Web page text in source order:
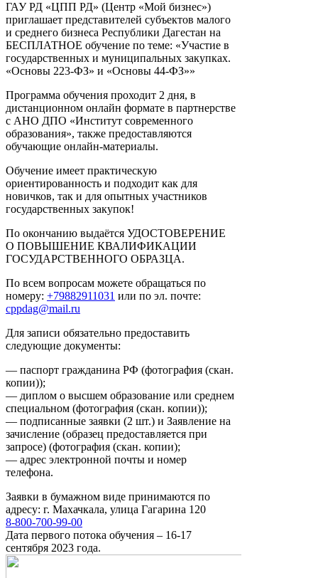
ГАУ РД «ЦПП РД» (Центр «Мой бизнес»)
приглашает представителей субъектов малого
и среднего бизнеса Республики Дагестан на
БЕСПЛАТНОЕ обучение по теме: «Участие в
государственных и муниципальных закупках.
«Основы 223-ФЗ» и «Основы 44-ФЗ»»
Программа обучения проходит 2 дня, в
дистанционном онлайн формате в партнерстве
с АНО ДПО «Институт современного
образования», также предоставляются
обучающие онлайн-материалы.
Обучение имеет практическую
ориентированность и подходит как для
новичков, так и для опытных участников
государственных закупок!
По окончанию выдаётся УДОСТОВЕРЕНИЕ
О ПОВЫШЕНИЕ КВАЛИФИКАЦИИ
ГОСУДАРСТВЕННОГО ОБРАЗЦА.
По всем вопросам можете обращаться по
номеру: +79882911031 или по эл. почте:
cppdag@mail.ru
Для записи обязательно предоставить
следующие документы:
— паспорт гражданина РФ (фотография (скан.
копии));
— диплом о высшем образование или среднем
специальном (фотография (скан. копии));
— подписанные заявки (2 шт.) и Заявление на
зачисление (образец предоставляется при
запросе) (фотография (скан. копии);
— адрес электронной почты и номер
телефона.
Заявки в бумажном виде принимаются по
адресу: г. Махачкала, улица Гагарина 120
8-800-700-99-00
Дата первого потока обучения – 16-17
сентября 2023 года.